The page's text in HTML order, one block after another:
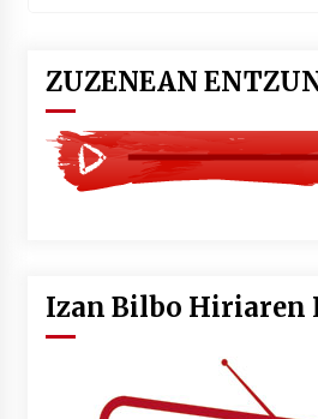
ZUZENEAN
Izan Bilbo Hiriaren